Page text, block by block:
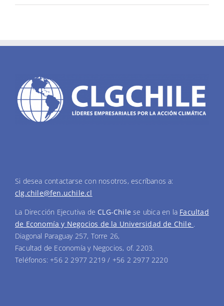
Si desea contactarse con nosotros, escríbanos a:
clg.chile@fen.uchile.cl
La Dirección Ejecutiva de CLG-Chile se ubica en la Facultad
de Economía y Negocios de la Universidad de Chile .
Diagonal Paraguay 257, Torre 26,
Facultad de Economía y Negocios, of. 2203.
Teléfonos: +56 2 2977 2219 / +56 2 2977 2220